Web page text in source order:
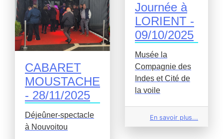
CABARET
MOUSTACHE
- 28/11/2025
Déjeûner-spectacle
à Nouvoitou
Journée à
LORIENT -
09/10/2025
Musée la
Compagnie des
Indes et Cité de
la voile
En savoir plus...